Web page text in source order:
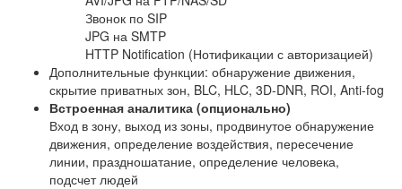
Звонок по SIP
JPG на SMTP
HTTP Notification (Нотификации с авторизацией)
Дополнительные функции: обнаружение движения,
скрытие приватных зон, BLC, HLC, 3D-DNR, ROI, Anti-fog
Встроенная аналитика (опционально)
Вход в зону, выход из зоны, продвинутое обнаружение
движения, определение воздействия, пересечение
линии, праздношатание, определение человека,
подсчет людей